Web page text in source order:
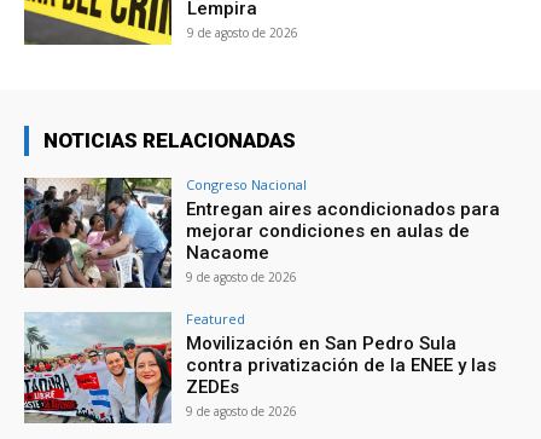
Lempira
9 de agosto de 2026
NOTICIAS RELACIONADAS
Congreso Nacional
Entregan aires acondicionados para
mejorar condiciones en aulas de
Nacaome
9 de agosto de 2026
Featured
Movilización en San Pedro Sula
contra privatización de la ENEE y las
ZEDEs
9 de agosto de 2026